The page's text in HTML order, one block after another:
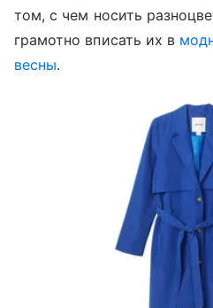
том, с чем носить
грамотно вписать их в
весны.